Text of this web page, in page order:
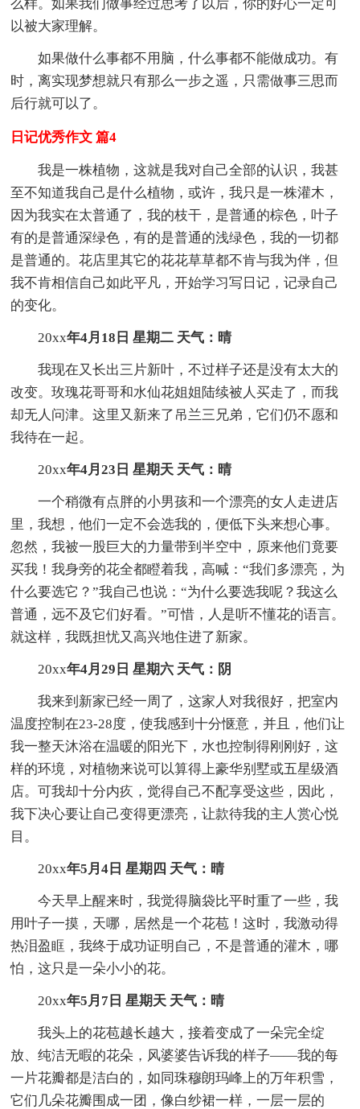
么样。如果我们做事经过思考了以后，你的好心一定可
以被大家理解。
如果做什么事都不用脑，什么事都不能做成功。有
时，离实现梦想就只有那么一步之遥，只需做事三思而
后行就可以了。
日记优秀作文 篇4
我是一株植物，这就是我对自己全部的认识，我甚
至不知道我自己是什么植物，或许，我只是一株灌木，
因为我实在太普通了，我的枝干，是普通的棕色，叶子
有的是普通深绿色，有的是普通的浅绿色，我的一切都
是普通的。花店里其它的花花草草都不肯与我为伴，但
我不肯相信自己如此平凡，开始学习写日记，记录自己
的变化。
20xx年4月18日 星期二 天气：晴
我现在又长出三片新叶，不过样子还是没有太大的
改变。玫瑰花哥哥和水仙花姐姐陆续被人买走了，而我
却无人问津。这里又新来了吊兰三兄弟，它们仍不愿和
我待在一起。
20xx年4月23日 星期天 天气：晴
一个稍微有点胖的小男孩和一个漂亮的女人走进店
里，我想，他们一定不会选我的，便低下头来想心事。
忽然，我被一股巨大的力量带到半空中，原来他们竟要
买我！我身旁的花全都瞪着我，高喊：“我们多漂亮，为
什么要选它？”我自己也说：“为什么要选我呢？我这么
普通，远不及它们好看。”可惜，人是听不懂花的语言。
就这样，我既担忧又高兴地住进了新家。
20xx年4月29日 星期六 天气：阴
我来到新家已经一周了，这家人对我很好，把室内
温度控制在23-28度，使我感到十分惬意，并且，他们让
我一整天沐浴在温暖的阳光下，水也控制得刚刚好，这
样的环境，对植物来说可以算得上豪华别墅或五星级酒
店。可我却十分内疚，觉得自己不配享受这些，因此，
我下决心要让自己变得更漂亮，让款待我的主人赏心悦
目。
20xx年5月4日 星期四 天气：晴
今天早上醒来时，我觉得脑袋比平时重了一些，我
用叶子一摸，天哪，居然是一个花苞！这时，我激动得
热泪盈眶，我终于成功证明自己，不是普通的灌木，哪
怕，这只是一朵小小的花。
20xx年5月7日 星期天 天气：晴
我头上的花苞越长越大，接着变成了一朵完全绽
放、纯洁无暇的花朵，风婆婆告诉我的样子——我的每
一片花瓣都是洁白的，如同珠穆朗玛峰上的万年积雪，
它们几朵花瓣围成一团，像白纱裙一样，一层一层的